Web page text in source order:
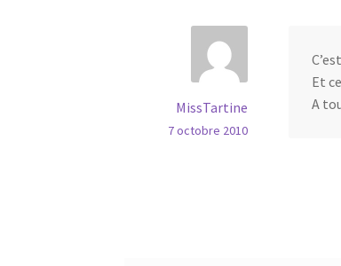
MissTartine
7 octobre 2010
Et
A